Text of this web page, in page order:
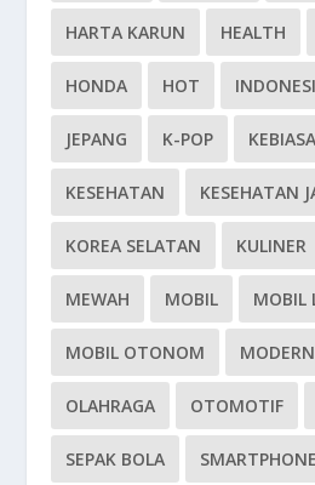
HARTA KARUN HEALTH
HONDA HOT
JEPANG K-POP
KESEHATAN KESEHATAN
KOREA SELATAN KULINER
MEWAH MOBIL MOBIL
MOBIL OTONOM MODERN
OLAHRAGA OTOMOTIF
SEPAK BOLA SMARTPHONE